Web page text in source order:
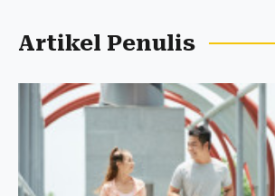
Artikel Penulis